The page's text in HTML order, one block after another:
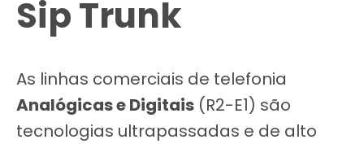
Sip Trunk
As linhas comerciais de telefonia
Analógicas e Digitais (R2-E1) são
tecnologias ultrapassadas e de alto